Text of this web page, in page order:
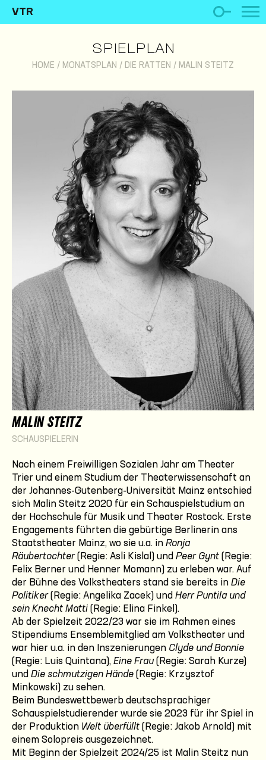
VTR
SPIELPLAN
HOME / MONATSPLAN / DIE RATTEN / MALIN STEITZ
MALIN STEITZ
SCHAUSPIELERIN
Nach einem Freiwilligen Sozialen Jahr am Theater
Trier und einem Studium der Theaterwissenschaft an
der Johannes-Gutenberg-Universität Mainz entschied
sich Malin Steitz 2020 für ein Schauspielstudium an
der Hochschule für Musik und Theater Rostock. Erste
Engagements führten die gebürtige Berlinerin ans
Staatstheater Mainz, wo sie u.a. in Ronja
Räubertochter(Regie: Asli Kislal) und Peer Gynt (Regie:
Felix Berner und Henner Momann) zu erleben war. Auf
der Bühne des Volkstheaters stand sie bereits in Die
Politiker(Regie: Angelika Zacek) und Herr Puntila und
sein Knecht Matti (Regie: Elina Finkel).
Ab der Spielzeit 2022/23 war sie im Rahmen eines
Stipendiums Ensemblemitglied am Volkstheater und
war hier u.a. in den Inszenierungen Clyde und Bonnie
(Regie: Luis Quintana), Eine Frau(Regie: Sarah Kurze)
und Die schmutzigen Hände (Regie: Krzysztof
Minkowski) zu sehen.
Beim Bundeswettbewerb deutschsprachiger
Schauspielstudierender wurde sie 2023 für ihr Spiel in
der Produktion Welt überfüllt (Regie: Jakob Arnold) mit
einem Solopreis ausgezeichnet.
Mit Beginn der Spielzeit 2024/25 ist Malin Steitz nun